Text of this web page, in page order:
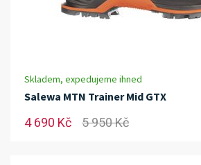
Skladem, expedujeme ihned
Salewa MTN Trainer Mid GTX
4 690 Kč 5 950 Kč